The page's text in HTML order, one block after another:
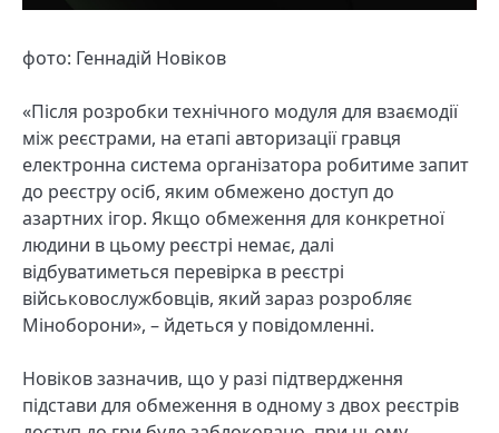
фото: Геннадій Новіков
«Після розробки технічного модуля для взаємодії
між реєстрами, на етапі авторизації гравця
електронна система організатора робитиме запит
до реєстру осіб, яким обмежено доступ до
азартних ігор. Якщо обмеження для конкретної
людини в цьому реєстрі немає, далі
відбуватиметься перевірка в реєстрі
військовослужбовців, який зараз розробляє
Міноборони», – йдеться у повідомленні.
Новіков зазначив, що у разі підтвердження
підстави для обмеження в одному з двох реєстрів